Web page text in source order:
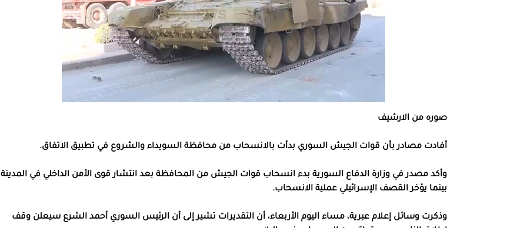
صوره من الارشيف
أفادت مصادر بأن قوات الجيش السوري بدأت بالانسحاب من محافظة السويداء والشروع في تطبيق الاتفاق.
وأكد مصدر في وزارة الدفاع السورية بدء انسحاب قوات الجيش من المحافظة بعد انتشار قوى الأمن الداخلي في المدينة
بينما يؤخر القصف الإسرائيلي عملية الانسحاب.
وذكرت وسائل إعلام عبرية، مساء اليوم الأربعاء، أن التقديرات تشير إلى أن الرئيس السوري أحمد الشرع سيعلن وقف